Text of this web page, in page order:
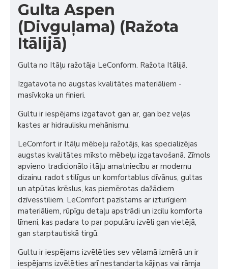
Gulta Aspen
(Divguļama) (Ražota
Itālijā)
Gulta no Itāļu ražotāja LeConform. Ražota Itālijā.
Izgatavota no augstas kvalitātes materiāliem -
masīvkoka un finieri.
Gultu ir iespējams izgatavot gan ar, gan bez veļas
kastes ar hidraulisku mehānismu.
LeComfort ir Itāļu mēbeļu ražotājs, kas specializējas
augstas kvalitātes mīksto mēbeļu izgatavošanā. Zīmols
apvieno tradicionālo itāļu amatniecību ar modernu
dizainu, radot stilīgus un komfortablus dīvānus, gultas
un atpūtas krēslus, kas piemērotas dažādiem
dzīvesstiliem. LeComfort pazīstams ar izturīgiem
materiāliem, rūpīgu detaļu apstrādi un izcilu komforta
līmeni, kas padara to par populāru izvēli gan vietējā,
gan starptautiskā tirgū.
Gultu ir iespējams izvēlēties sev vēlamā izmērā un ir
iespējams izvēlēties arī nestandarta kājiņas vai rāmja